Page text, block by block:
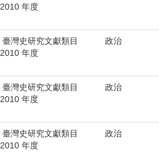
2010 年度
臺灣史研究文獻類目
2010 年度
政治
臺灣史研究文獻類目
2010 年度
政治
臺灣史研究文獻類目
2010 年度
政治